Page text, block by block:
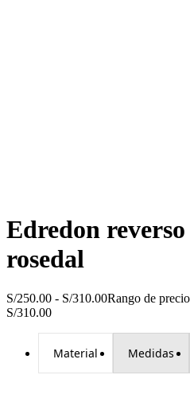
Edredon
rosedal
S/250.00 - S/310.00Rango de
S/310.00
Material Medidas